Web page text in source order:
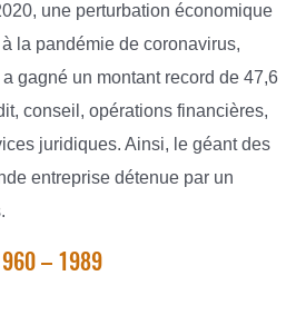
une perturbation économique
la pandémie de coronavirus,
gagné un montant record de 47,6
conseil, opérations financières,
juridiques. Ainsi, le géant des
entreprise détenue par un
– 1989